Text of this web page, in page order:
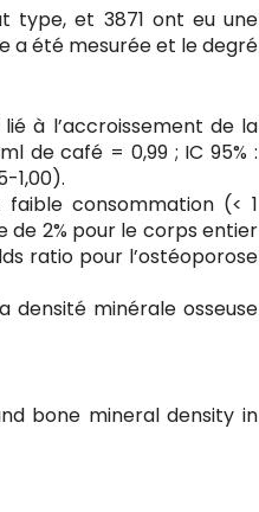
type, et 3871 ont eu une
a été mesurée et le degré
à l’accroissement de la
de café = 0,99 ; IC 95% :
1,00).
consommation (< 1
de 2% pour le corps entier
ratio pour l’ostéoporose
densité minérale osseuse
bone mineral density in